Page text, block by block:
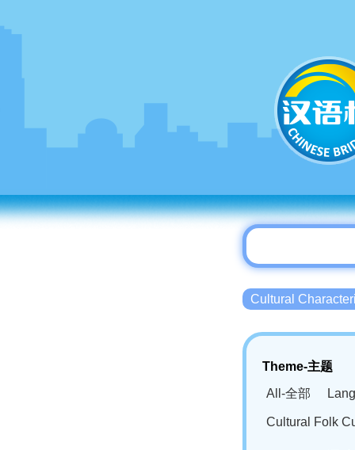
Cultural
Theme-主题
All-全部
Cultural Folk